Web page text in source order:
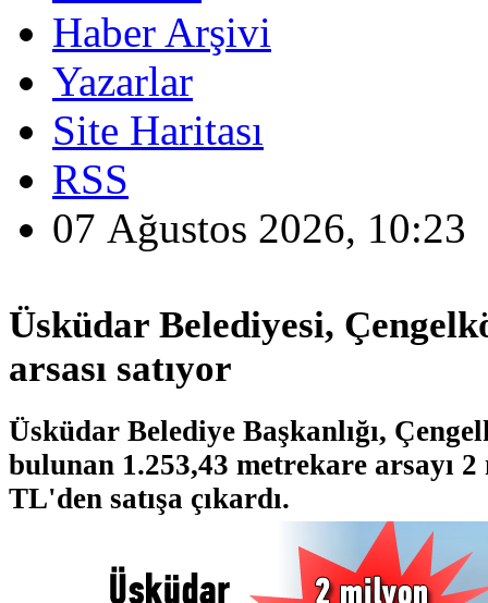
Haber Arşivi
Yazarlar
Site Haritası
RSS
07 Ağustos 2026, 10:23
Üsküdar Belediyesi,
arsası satıyor
Üsküdar Belediye Başkanlığı,
bulunan 1.253,43 metrekare arsayı
TL'den satışa çıkardı.